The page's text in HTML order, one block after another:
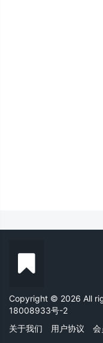
Copyright © 2026 All
18008933号-2
关于我们
用户协议 会